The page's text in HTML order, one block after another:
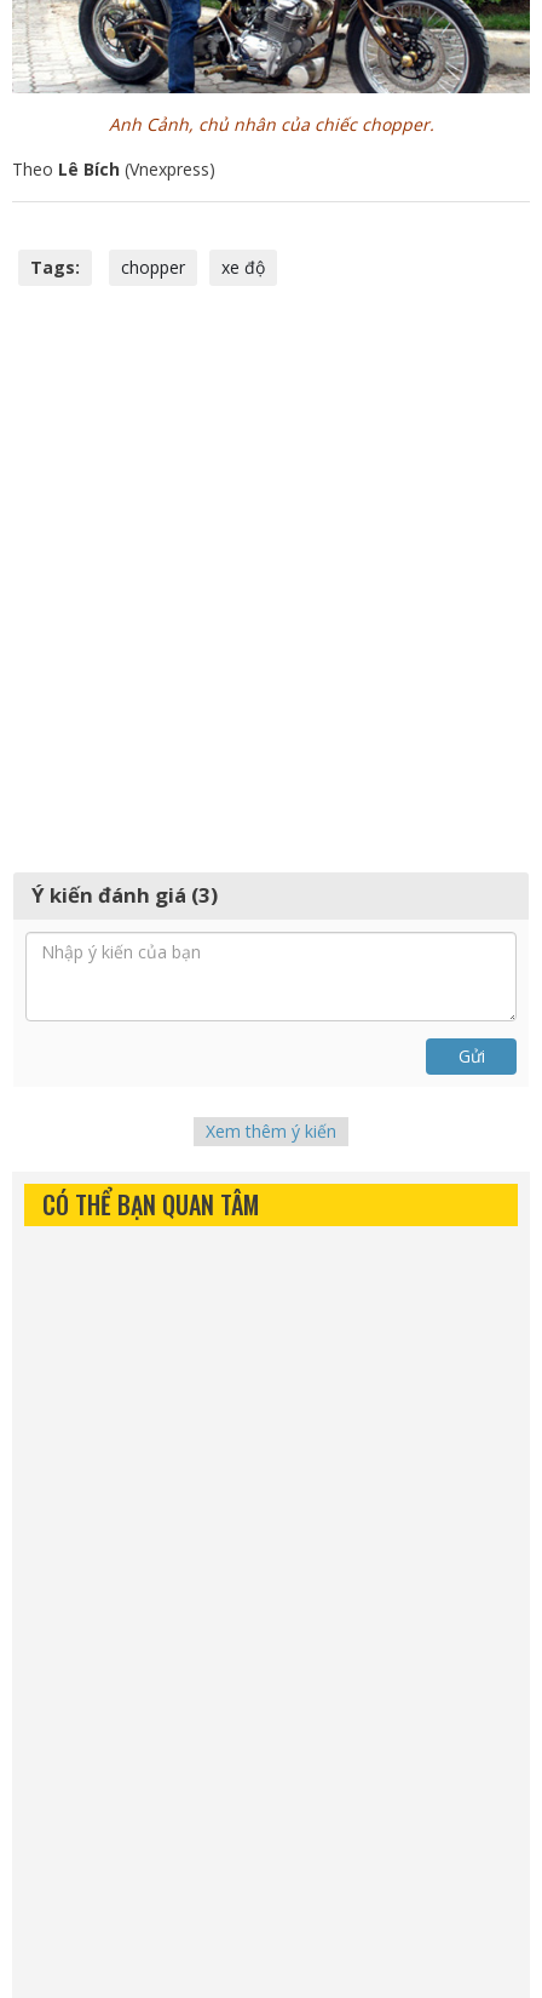
Anh Cảnh, chủ nhân của chiếc chopper.
Theo Lê Bích (Vnexpress)
Tags: chopper xe độ
Ý kiến đánh giá (3)
Gửi
Xem thêm ý kiến
CÓ THỂ BẠN QUAN TÂM